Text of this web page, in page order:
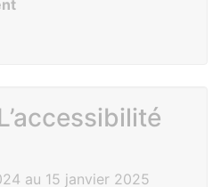
au 15 janvier 2025